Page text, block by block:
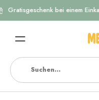
bei einem Einkauf